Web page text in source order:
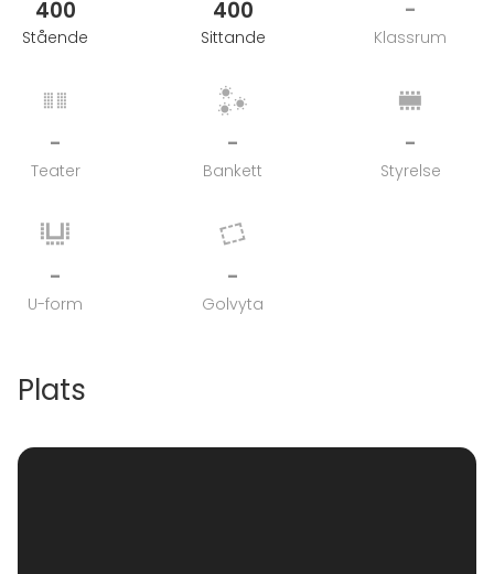
400
Stående
400
Sittande
-
Klassrum
-
Teater
-
Bankett
-
Styrelse
-
U-form
-
Golvyta
Plats